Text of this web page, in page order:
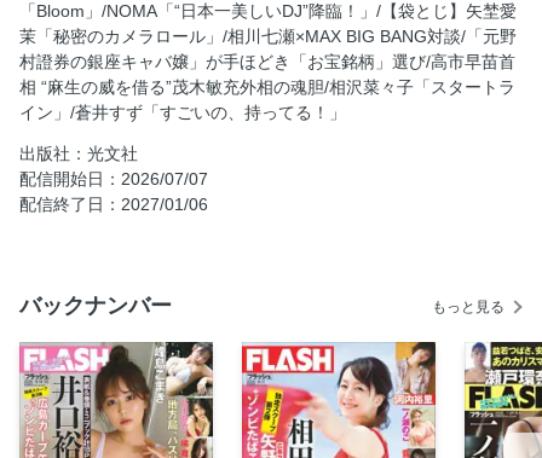
林美希「THIS IS GLORY」
爽香「これが天然Gカップだ！」
中田花奈「Bloom」
ミスFLASH2027 1stステージ速報
NOMA「“日本一美しいDJ”降臨！」
【袋とじ】矢埜愛茉「秘密のカメラロール」
相川七瀬×MAX BIG BANG対談［後編］
手」
中村麗乃のヒソ モノ「お守り」＆「着到板」
【連載】ロト・ナンバーズ＋α 爆勝！大勝券
「元野村證券の銀座キャバ嬢」が手ほどき「お宝銘柄」選び
高市早苗首相 “麻生の威を借る”茂木敏充外相の魂胆
「Bloom」/NOMA「“日本一美しいDJ”降臨！」/【袋とじ】矢埜愛
茉「秘密のカメラロール」/相川七瀬×MAX BIG BANG対談/「元野
村證券の銀座キャバ嬢」が手ほどき「お宝銘柄」選び/高市早苗首
相 “麻生の威を借る”茂木敏充外相の魂胆/相沢菜々子「スタートラ
イン」/蒼井すず「すごいの、持ってる！」
出版社：光文社
配信開始日：2026/07/07
配信終了日：2027/01/06
バックナンバー もっと見る